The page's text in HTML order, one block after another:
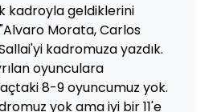
kadroyla geldiklerini
Morata, Carlos
kadromuza yazdık.
oyunculara
8-9 oyuncumuz yok.
yok ama iyi bir 11'e